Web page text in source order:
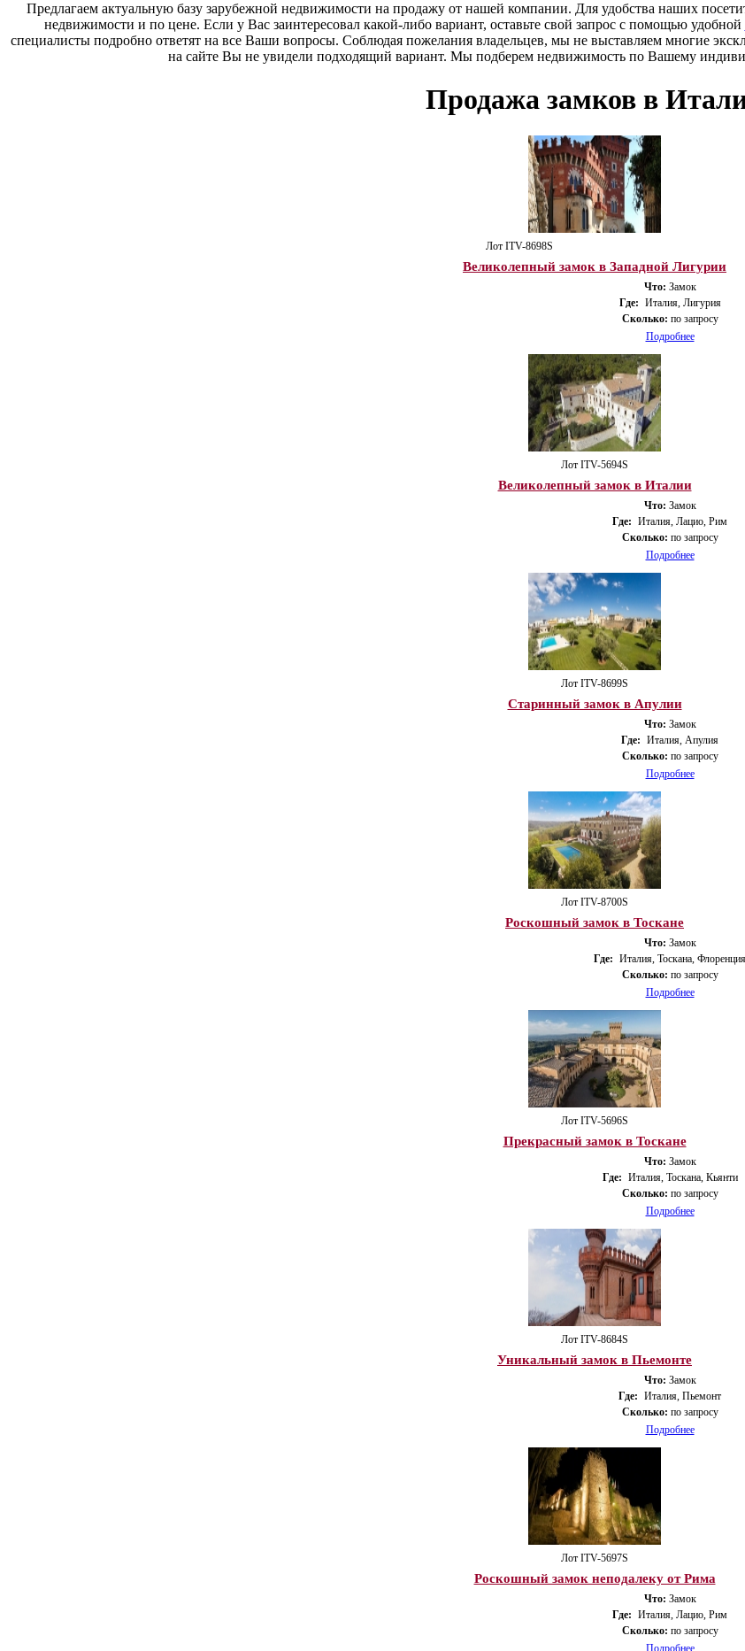
Предлагаем актуальную базу зарубежной недвижимости на продажу от нашей компании. Для удобства наших
недвижимости и по цене. Если у Вас заинтересовал какой-либо вариант, оставьте свой запрос с помощью удобной
специалисты подробно ответят на все Ваши вопросы. Соблюдая пожелания владельцев, мы не выставляем многие
на сайте Вы не увидели подходящий вариант. Мы подберем недвижимость по Вашему
Продажа замков в
Лот ITV-8698S
Великолепный замок в Западной Лигурии
Что: Замок
Где: Италия, Лигурия
Сколько: по запросу
Подробнее
Лот ITV-5694S
Великолепный замок в Италии
Что: Замок
Где: Италия, Лацио, Рим
Сколько: по запросу
Подробнее
Лот ITV-8699S
Старинный замок в Апулии
Что: Замок
Где: Италия, Апулия
Сколько: по запросу
Подробнее
Лот ITV-8700S
Роскошный замок в Тоскане
Что: Замок
Где: Италия, Тоскана, Флоренция
Сколько: по запросу
Подробнее
Лот ITV-5696S
Прекрасный замок в Тоскане
Что: Замок
Где: Италия, Тоскана, Кьянти
Сколько: по запросу
Подробнее
Лот ITV-8684S
Уникальный замок в Пьемонте
Что: Замок
Где: Италия, Пьемонт
Сколько: по запросу
Подробнее
Лот ITV-5697S
Роскошный замок неподалеку от Рима
Что: Замок
Где: Италия, Лацио, Рим
Сколько: по запросу
Подробнее